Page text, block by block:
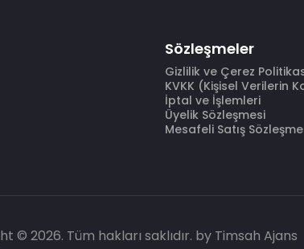
Sözleşmeler
Gizlilik ve Çerez
KVKK (Kişisel Verilerin
İptal ve İşlemleri
Üyelik Sözleşmesi
Mesafeli Satış
© 2026. Tüm hakları saklıdır. by Timsah Ajans